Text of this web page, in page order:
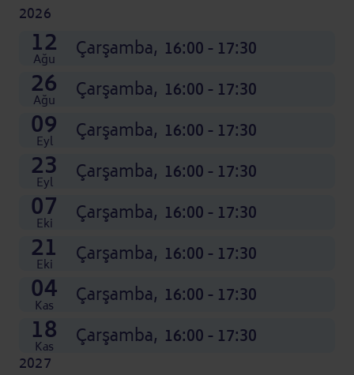
2026
12
Ağu Çarşamba, 16:00 - 17:30
26
Ağu Çarşamba, 16:00 - 17:30
09
Eyl Çarşamba, 16:00 - 17:30
23
Eyl Çarşamba, 16:00 - 17:30
07
Eki Çarşamba, 16:00 - 17:30
21
Eki Çarşamba, 16:00 - 17:30
04
Kas Çarşamba, 16:00 - 17:30
18
Kas Çarşamba, 16:00 - 17:30
02
Ara nedir: Ay adının kısaltması Çarşamba,
16:00 - 17:30
16
Ara nedir: Ay adının kısaltması Çarşamba,
16:00 - 17:30
30
Ara nedir: Ay adının kısaltması Çarşamba,
16:00 - 17:30
2027